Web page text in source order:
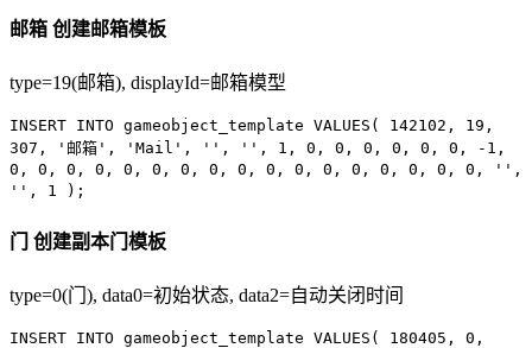
邮箱 创建邮箱模板
type=19(邮箱), displayId=邮箱模型
INSERT INTO gameobject_template VALUES ( 142102 , 19 ,
307 , '邮箱' , 'Mail' , '' , '' , 1 , 0 , 0 , 0 , 0 , 0 , 0 , -1 ,
0 , 0 , 0 , 0 , 0 , 0 , 0 , 0 , 0 , 0 , 0 , 0 , 0 , 0 , 0 , 0 , 0 , '' ,
'' , 1 );
门 创建副本门模板
type=0(门), data0=初始状态, data2=自动关闭时间
INSERT INTO gameobject_template VALUES ( 180405 , 0 ,